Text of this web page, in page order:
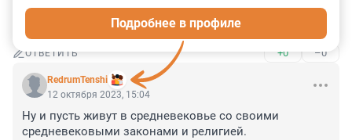
Очень хорошо. Они выбрали это сами.
ОТВЕТИТЬ +0 –0
RedrumTenshi
Подробнее в профиле
12 октября 2023, 15:04
Ну и пусть живут в средневековье со своими
средневековыми законами и религией.